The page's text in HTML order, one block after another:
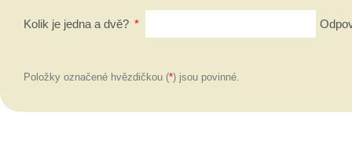
Kolik je jedna a dvě? *
Položky označené hvězdičkou (*) jsou povinné.